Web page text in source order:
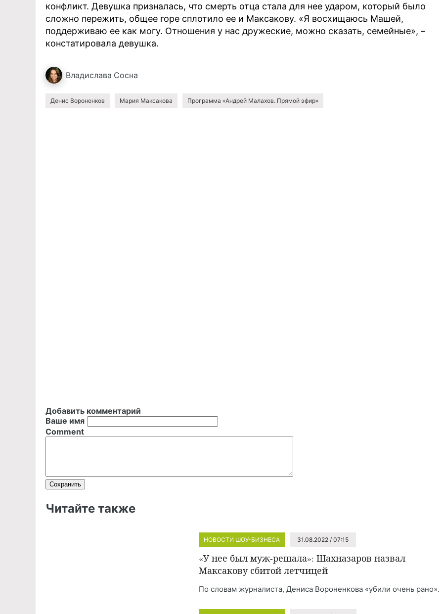
конфликт. Девушка призналась, что смерть отца стала для нее ударом, который было
сложно пережить, общее горе сплотило ее и Максакову. «Я восхищаюсь Машей,
поддерживаю ее как могу. Отношения у нас дружеские, можно сказать, семейные», –
констатировала девушка.
Владислава Сосна
Денис Вороненков Мария Максакова Программа «Андрей Малахов. Прямой эфир»
Добавить комментарий
Ваше имя
Comment
Читайте также
НОВОСТИ ШОУ-БИЗНЕСА 31.08.2022 / 07:15
«У нее был муж-решала»: Шахназаров назвал
Максакову сбитой летчицей
По словам журналиста, Дениса Вороненкова «убили очень рано».